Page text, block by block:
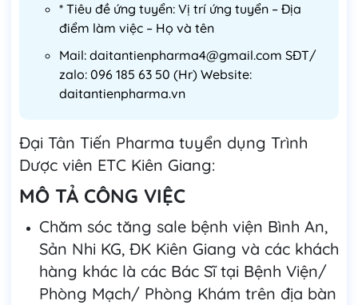
* Tiêu đề ứng tuyển: Vị trí ứng tuyển – Địa
điểm làm việc – Họ và tên
Mail: daitantienpharma4@gmail.com SĐT/
zalo: 096 185 63 50 (Hr) Website:
daitantienpharma.vn
Đại Tân Tiến Pharma tuyển dụng Trình
Dược viên ETC Kiên Giang:
MÔ TẢ CÔNG VIỆC
Chăm sóc tăng sale bệnh viện Bình An,
Sản Nhi KG, ĐK Kiên Giang và các khách
hàng khác là các Bác Sĩ tại Bệnh Viện/
Phòng Mạch/ Phòng Khám trên địa bàn